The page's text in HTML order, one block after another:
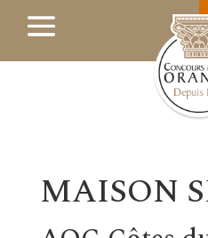
MAISON